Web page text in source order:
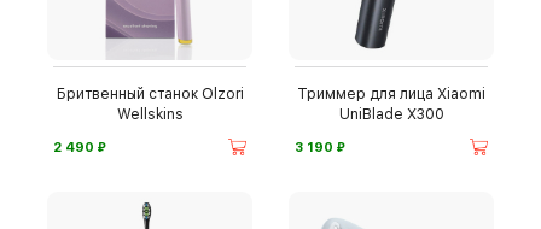
Бритвенный станок Olzori
Wellskins
2 490 ⃏
Триммер для лица Xiaomi
UniBlade X300
3 190 ⃏